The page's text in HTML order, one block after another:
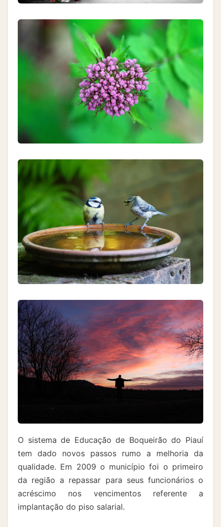
O sistema de Educação de Boqueirão do Piauí
tem dado novos passos rumo a melhoria da
qualidade. Em 2009 o município foi o primeiro
da região a repassar para seus funcionários o
acréscimo nos vencimentos referente a
implantação do piso salarial.